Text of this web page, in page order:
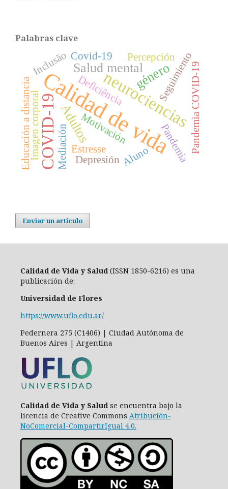
Palabras clave
Calidad de vida
neurociencias
COVID-19
Salud mental
Adultos
género
Motivación Pandemia
Inclusão
Deficiência
Estresse Aluno
Seguimiento
Covid-19
Pandemia COVID-19
Educación a distancia
Percepción
Mediación
Imagen corporal Depresión
Enviar un artículo
Calidad de Vida y Salud (ISSN 1850-6216) es una
publicación de:
Universidad de Flores
https://www.uflo.edu.ar/
Pedernera 275 (C1406) | Ciudad Autónoma de
Buenos Aires | Argentina
Calidad de Vida y Salud se encuentra bajo la
licencia de Creative Commons Atribución-
NoComercial-CompartirIgual 4.0.